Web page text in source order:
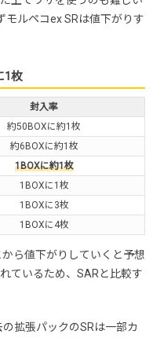
モルペコex SRは値下がりす
1枚
封入率
約50BOXに約1枚
約6BOXに約1枚
1BOXに約1枚
1BOXに1枚
1BOXに3枚
1BOXに4枚
ら値下がりしていくと予想
ているため、SARと比較す
拡張パックのSRは一部カ